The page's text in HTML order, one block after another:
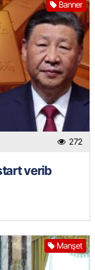
Banner
272
verib
Manşet